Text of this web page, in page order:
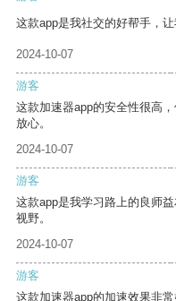
这款app是我社交的好帮手，
2024-10-07
游客
这款加速器app的安全性很高
放心。
2024-10-07
游客
这款app是我学习路上的良师
视野。
2024-10-07
游客
这款加速器app的加速效果非